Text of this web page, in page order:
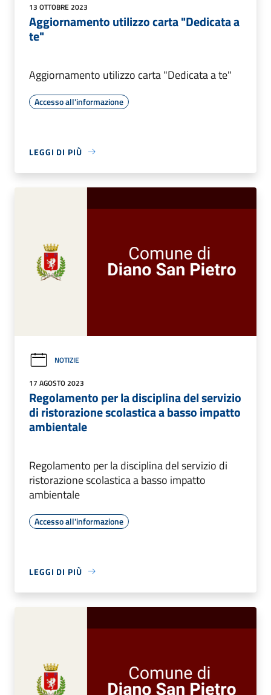
13 OTTOBRE 2023
Aggiornamento utilizzo carta "Dedicata a
te"
Aggiornamento utilizzo carta "Dedicata a te"
Accesso all'informazione
LEGGI DI PIÙ
NOTIZIE
17 AGOSTO 2023
Regolamento per la disciplina del servizio
di ristorazione scolastica a basso impatto
ambientale
Regolamento per la disciplina del servizio di
ristorazione scolastica a basso impatto
ambientale
Accesso all'informazione
LEGGI DI PIÙ